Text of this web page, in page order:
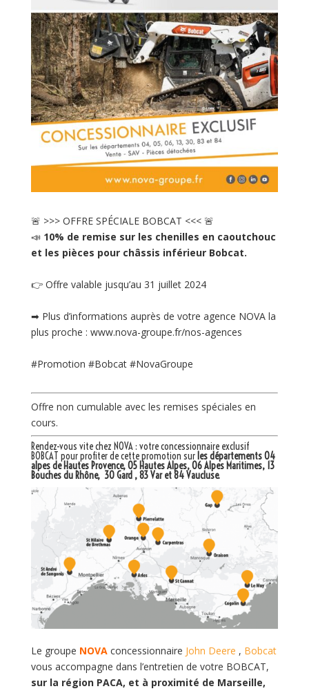
🚨 >>> OFFRE SPÉCIALE BOBCAT <<< 🚨
📣10% de remise sur les chenilles en caoutchouc
et les pièces pour châssis inférieur Bobcat.
👉 Offre valable jusqu’au 31 juillet 2024
➡ Plus d’informations auprès de votre agence NOVA la
plus proche : www.nova-groupe.fr/nos-agences
#Promotion #Bobcat #NovaGroupe
Offre non cumulable avec les remises spéciales en
cours.
Rendez-vous vite chez NOVA : votreconcessionnaire exclusif
BOBCAT pour profiter de cette promotion sur les départements 04
alpes de Hautes Provence, 05 Hautes Alpes, 06 Alpes Maritimes, 13
Bouches du Rhône, 30 Gard , 83 Var et 84 Vaucluse.
Le groupe NOVA concessionnaire John Deere , Bobcat
vous accompagne dans l’entretien de votre BOBCAT,
sur la région PACA, et à proximité de Marseille,